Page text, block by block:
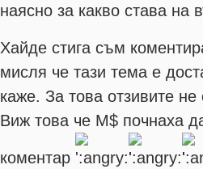
наясно за какво става на
Хайде стига съм
мисля че тази тема е
каже. За това отзивите
Виж това че М$ почнаха
коментар